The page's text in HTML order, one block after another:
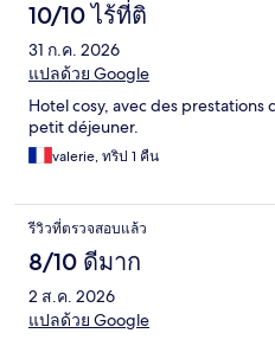
10/10 ไร้ที่ติ
31 ก.ค. 2026
แปลด้วย Google
Hotel cosy, avec des
petit déjeuner.
valerie, ทริป 1 คืน
รีวิวที่ตรวจสอบแล้ว
8/10 ดีมาก
2 ส.ค. 2026
แปลด้วย Google